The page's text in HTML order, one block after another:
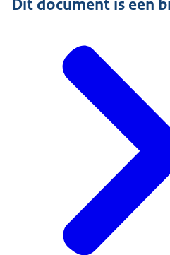
Dit document is een